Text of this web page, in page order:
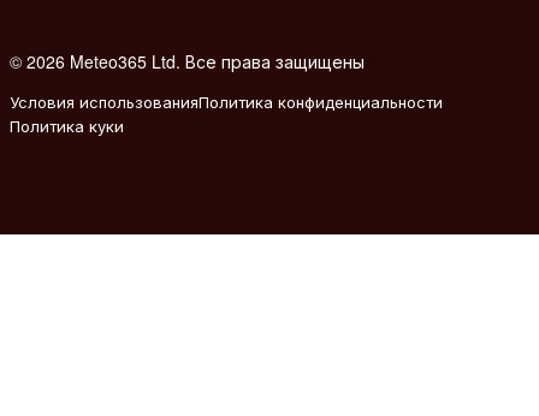
© 2026 Meteo365 Ltd. Все права защищены
Условия использованияПолитика конфиденциальности
Политика куки